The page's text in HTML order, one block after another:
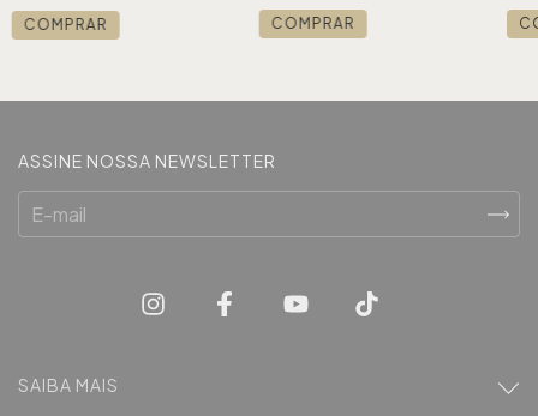
COMPRAR COMPRAR
ASSINE NOSSA NEWSLETTER
SAIBA MAIS